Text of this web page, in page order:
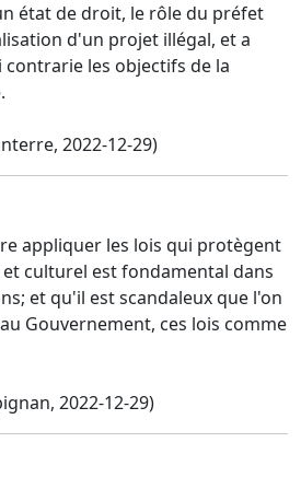
état de droit, le rôle du préfet
d'un projet illégal, et a
les objectifs de la
2022-12-29)
appliquer les lois qui protègent
culturel est fondamental dans
et qu'il est scandaleux que l'on
Gouvernement, ces lois comme
2022-12-29)